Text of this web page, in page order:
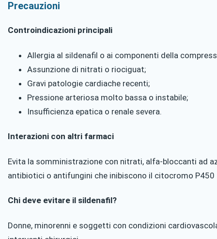
Precauzioni
Controindicazioni principali
Allergia al sildenafil o ai componenti della
Assunzione di nitrati o riociguat;
Gravi patologie cardiache recenti;
Pressione arteriosa molto bassa o instabile;
Insufficienza epatica o renale severa.
Interazioni con altri farmaci
Evita la somministrazione con nitrati, alfa-bloccanti ad
antibiotici o antifungini che inibiscono il citocromo P450
Chi deve evitare il sildenafil?
Donne, minorenni e soggetti con condizioni